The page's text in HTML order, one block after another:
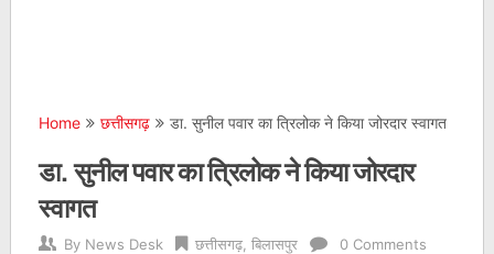
Home छत्तीसगढ़ डा. सुनील पवार का त्रिलोक ने किया जोरदार स्वागत
डा. सुनील पवार का त्रिलोक ने किया जोरदार
स्वागत
By News Desk छत्तीसगढ़, बिलासपुर 0 Comments